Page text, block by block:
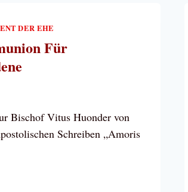
DER EHE
Für
Bischof Vitus Huonder von
Schreiben „Amoris